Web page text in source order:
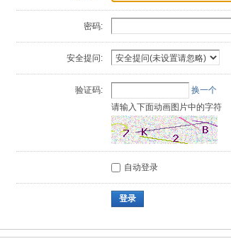
密码:
安全提问:
验证码:
换一个
请输入下面动画图片中的字符
自动登录
登录